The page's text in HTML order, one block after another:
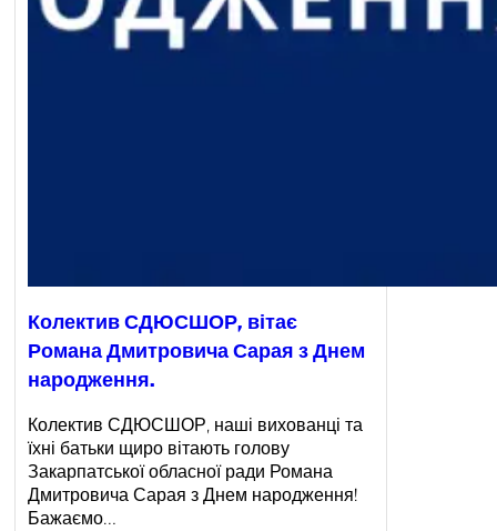
Колектив СДЮСШОР, вітає
Романа Дмитровича Сарая з Днем
народження.
Колектив СДЮСШОР, наші вихованці та
їхні батьки щиро вітають голову
Закарпатської обласної ради Романа
Дмитровича Сарая з Днем народження!
Бажаємо…